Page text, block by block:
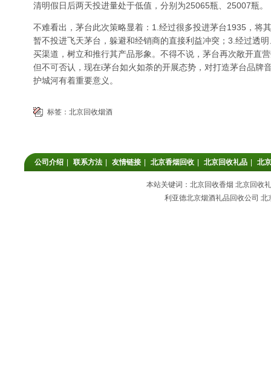
清明假日后两天投进量处于低值，分别为25065瓶、25007瓶。
不难看出，茅台此次策略显着：1.经过很多投进茅台1935，将
暂不投进飞天茅台，躲避和经销商的直接利益冲突；3.经过透
买渠道，树立和推行其产品形象。不得不说，茅台再次敞开直
但不可否认，现在i茅台如火如荼的开展态势，对打造茅台品牌
护城河有着重要意义。
标签： 北京回收烟酒
公司介绍 联系方法 友情链接 北京香烟回收 北京回收礼品 北
本站关键词：北京回收香烟 北京回收
利亚德北京烟酒礼品回收公司